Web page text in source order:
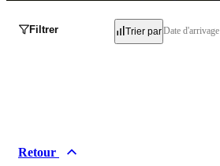
Filtrer Trier parDate d'arrivage
Retour